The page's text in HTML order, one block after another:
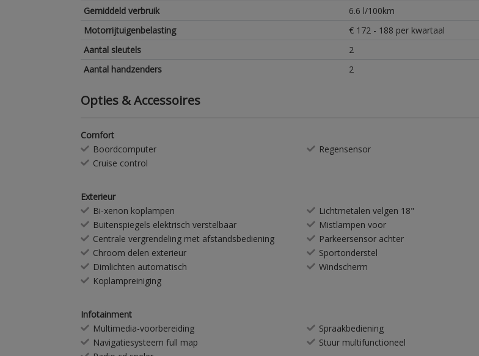
Gemiddeld verbruik
6.6 l/100km
Motorrijtuigenbelasting
€ 172 - 188 per kwartaal
Aantal sleutels
2
Aantal handzenders
2
Opties & Accessoires
Comfort
Boordcomputer
Cruise control
Regensensor
Exterieur
Bi-xenon koplampen
Buitenspiegels elektrisch verstelbaar
Centrale vergrendeling met afstandsbediening
Chroom delen exterieur
Dimlichten automatisch
Koplampreiniging
Lichtmetalen velgen 18"
Mistlampen voor
Parkeersensor achter
Sportonderstel
Windscherm
Infotainment
Multimedia-voorbereiding
Navigatiesysteem full map
Spraakbediening
Stuur multifunctioneel